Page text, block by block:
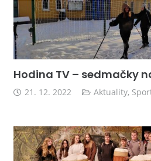
Hodina TV – sedmačky
21. 12. 2022 Aktuality,